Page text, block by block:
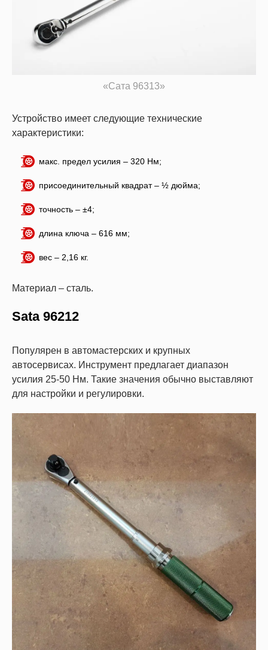
«Сата 96313»
Устройство имеет следующие технические
характеристики:
макс. предел усилия – 320 Нм;
присоединительный квадрат – ½ дюйма;
точность – ±4;
длина ключа – 616 мм;
вес – 2,16 кг.
Материал – сталь.
Sata 96212
Популярен в автомастерских и крупных
автосервисах. Инструмент предлагает диапазон
усилия 25-50 Нм. Такие значения обычно выставляют
для настройки и регулировки.